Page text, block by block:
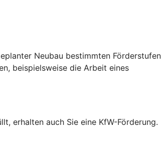
Neubau bestimmten Förderstufen
beispielsweise die Arbeit eines
erhalten auch Sie eine KfW-Förderung.